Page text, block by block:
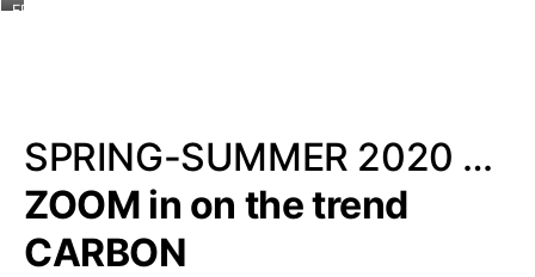
FRENCH
SPRING-SUMMER 2020 …
ZOOM in on the trend
CARBON